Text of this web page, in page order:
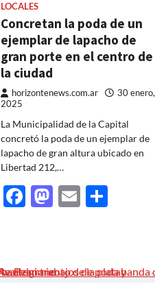
LOCALES
Concretan la poda de un
ejemplar de lapacho de
gran porte en el centro de
la ciudad
horizontenews.com.ar
30 enero,
2025
La Municipalidad de la Capital
concretó la poda de un ejemplar de
lapacho de gran altura ubicado en
Libertad 212,…
Facebook
Mastodon
Email